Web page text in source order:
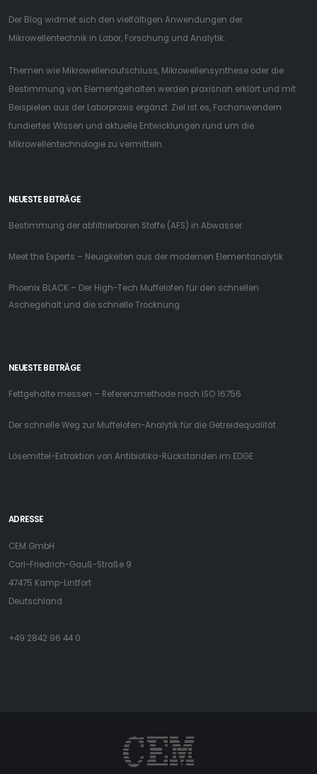
Der Blog widmet sich den vielfältigen Anwendungen der
Mikrowellentechnik in Labor, Forschung und Analytik.
Themen wie Mikrowellenaufschluss, Mikrowellensynthese oder die
Bestimmung von Elementgehalten werden praxisnah erklärt und mit
Beispielen aus der Laborpraxis ergänzt. Ziel ist es, Fachanwendern
fundiertes Wissen und aktuelle Entwicklungen rund um die
Mikrowellentechnologie zu vermitteln.
NEUESTE BEITRÄGE
Bestimmung der abfiltrierbaren Stoffe (AFS) in Abwasser
Meet the Experts – Neuigkeiten aus der modernen Elementanalytik
Phoenix BLACK – Der High-Tech Muffelofen für den schnellen
Aschegehalt und die schnelle Trocknung
NEUESTE BEITRÄGE
Fettgehalte messen – Referenzmethode nach ISO 16756
Der schnelle Weg zur Muffelofen-Analytik für die Getreidequalität
Lösemittel-Extraktion von Antibiotika-Rückstanden im EDGE
ADRESSE
CEM GmbH
Carl-Friedrich-Gauß-Straße 9
47475 Kamp-Lintfort
Deutschland
+49 2842 96 44 0